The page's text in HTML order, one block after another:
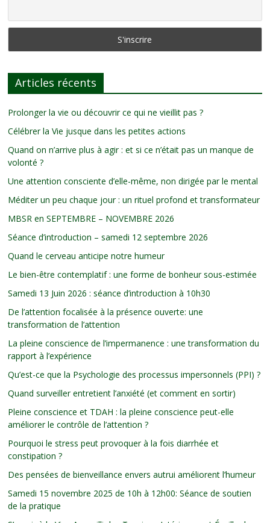
Articles récents
Prolonger la vie ou découvrir ce qui ne vieillit pas ?
Célébrer la Vie jusque dans les petites actions
Quand on n’arrive plus à agir : et si ce n’était pas un manque de
volonté ?
Une attention consciente d’elle-même, non dirigée par le mental
Méditer un peu chaque jour : un rituel profond et transformateur
MBSR en SEPTEMBRE – NOVEMBRE 2026
Séance d’introduction – samedi 12 septembre 2026
Quand le cerveau anticipe notre humeur
Le bien-être contemplatif : une forme de bonheur sous-estimée
Samedi 13 Juin 2026 : séance d’introduction à 10h30
De l’attention focalisée à la présence ouverte: une
transformation de l’attention
La pleine conscience de l’impermanence : une transformation du
rapport à l’expérience
Qu’est-ce que la Psychologie des processus impersonnels (PPI) ?
Quand surveiller entretient l’anxiété (et comment en sortir)
Pleine conscience et TDAH : la pleine conscience peut-elle
améliorer le contrôle de l’attention ?
Pourquoi le stress peut provoquer à la fois diarrhée et
constipation ?
Des pensées de bienveillance envers autrui améliorent l’humeur
Samedi 15 novembre 2025 de 10h à 12h00: Séance de soutien
de la pratique